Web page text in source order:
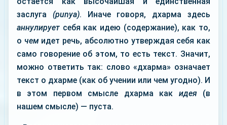
заслуга (punya). Иначе говоря, дхарма здесь
аннулирует себя как идею (содержание), как то,
о чемидет речь, абсолютно утверждая себя как
само говорение об этом, то есть текст. Значит,
можно ответить так: слово «дхарма» означает
текст о дхарме (как об учении или чем угодно). И
в этом первом смысле дхарма как идея(в
нашем смысле) — пуста.